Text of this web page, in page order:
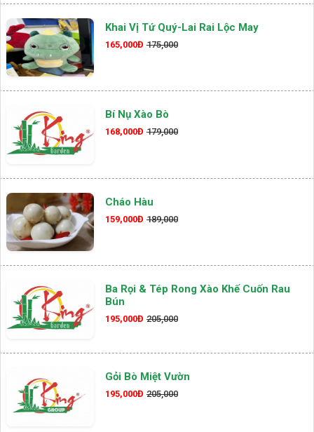
Khai Vị Tứ Quý-Lai Rai Lộc May
165,000Đ 175,000
Bí Nụ Xào Bò
168,000Đ 179,000
Cháo Hàu
159,000Đ 189,000
Ba Rọi & Tép Rong Xào Khế Cuốn Rau
Bún
195,000Đ 205,000
Gỏi Bò Miệt Vườn
195,000Đ 205,000